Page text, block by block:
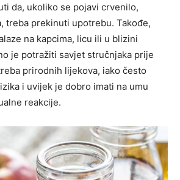
da, ukoliko se pojavi crvenilo,
treba prekinuti upotrebu. Takođe,
na kapcima, licu ili u blizini
je potražiti savjet stručnjaka prije
prirodnih lijekova, iako često
i uvijek je dobro imati na umu
reakcije.